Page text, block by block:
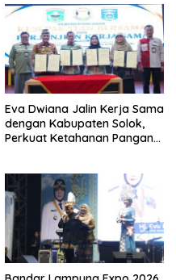
Eva Dwiana Jalin Kerja Sama
dengan Kabupaten Solok,
Perkuat Ketahanan Pangan